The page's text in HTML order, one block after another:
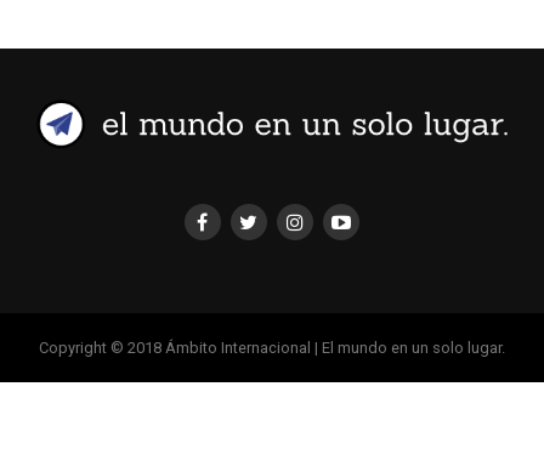
Copyright © 2018 Ámbito Internacional | El mundo en un solo lugar.